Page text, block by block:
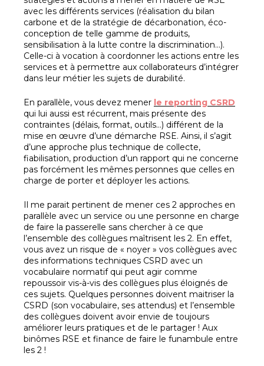
avec les différents services (réalisation du bilan
carbone et de la stratégie de décarbonation, éco-
conception de telle gamme de produits,
sensibilisation à la lutte contre la discrimination…).
Celle-ci à vocation à coordonner les actions entre les
services et à permettre aux collaborateurs d’intégrer
dans leur métier les sujets de durabilité.
En parallèle, vous devez mener le reporting CSRD
qui lui aussi est récurrent, mais présente des
contraintes (délais, format, outils…) différent de la
mise en œuvre d’une démarche RSE. Ainsi, il s’agit
d’une approche plus technique de collecte,
fiabilisation, production d’un rapport qui ne concerne
pas forcément les mêmes personnes que celles en
charge de porter et déployer les actions.
Il me parait pertinent de mener ces 2 approches en
parallèle avec un service ou une personne en charge
de faire la passerelle sans chercher à ce que
l’ensemble des collègues maîtrisent les 2. En effet,
vous avez un risque de « noyer » vos collègues avec
des informations techniques CSRD avec un
vocabulaire normatif qui peut agir comme
repoussoir vis-à-vis des collègues plus éloignés de
ces sujets. Quelques personnes doivent maitriser la
CSRD (son vocabulaire, ses attendus) et l’ensemble
des collègues doivent avoir envie de toujours
améliorer leurs pratiques et de le partager ! Aux
binômes RSE et finance de faire le funambule entre
les 2 !